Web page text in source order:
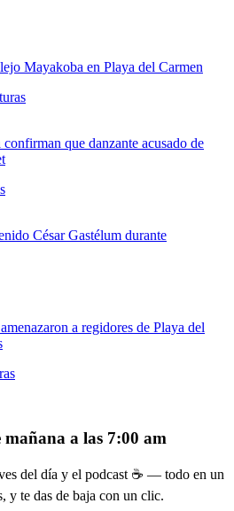
Mayakoba en Playa del Carmen
que danzante acusado de
César Gastélum durante
a regidores de Playa del
mañana a las 7:00 am
del día y el podcast ☕ — todo en un
y te das de baja con un clic.